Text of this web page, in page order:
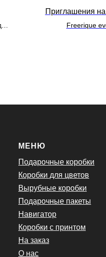
Приглашения на
Freerique
МЕНЮ
Подарочные коробки
Коробки для цветов
Вырубные коробки
Подарочные пакеты
Навигатор
Коробки с принтом
На заказ
О нас